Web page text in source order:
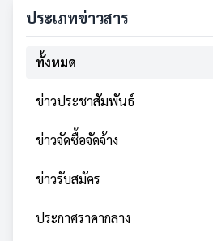
ประเภทข่าวสาร
ทั้งหมด
ข่าวประชาสัมพันธ์
ข่าวจัดซื้อจัดจ้าง
ข่าวรับสมัคร
ประกาศราคากลาง